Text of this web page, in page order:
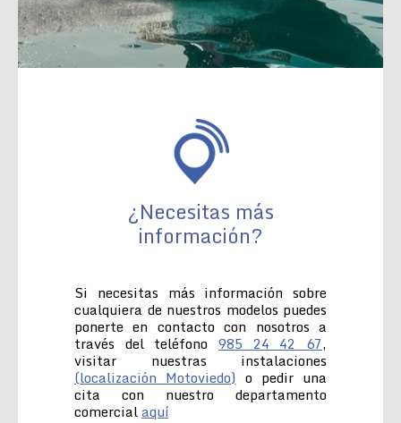
¿Necesitas más
información?
Si necesitas más información sobre
cualquiera de nuestros modelos puedes
ponerte en contacto con nosotros a
través del teléfono 985 24 42 67,
visitar nuestras instalaciones
(localización Motoviedo) o pedir una
cita con nuestro departamento
comercialaquí